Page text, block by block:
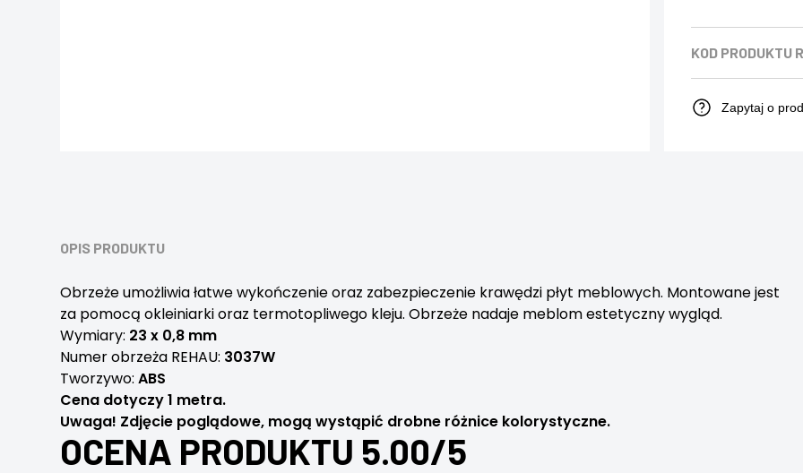
KOD PRODUKTU
Zapytaj o
OPIS PRODUKTU
Obrzeże umożliwia łatwe wykończenie oraz zabezpieczenie krawędzi płyt meblowych. Montowane jest
za pomocą okleiniarki oraz termotopliwego kleju. Obrzeże nadaje meblom estetyczny wygląd.
Wymiary: 23 x 0,8 mm
Numer obrzeża REHAU: 3037W
Tworzywo:ABS
Cena dotyczy 1 metra.
Uwaga! Zdjęcie poglądowe, mogą wystąpić drobne różnice kolorystyczne.
OCENA PRODUKTU 5.00/5